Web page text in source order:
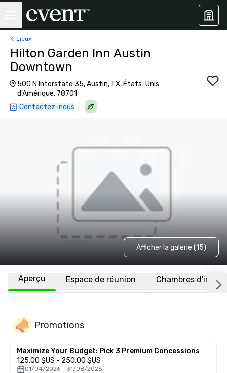
Lieux
Hilton Garden Inn Austin
Downtown
500 N Interstate 35, Austin, TX, États-Unis
d'Amérique, 78701
Contactez-nous
Afficher la galerie (15)
Aperçu Espace de réunion Chambres
Promotions
Maximize Your Budget: Pick 3 Premium Concessions
125,00 $US - 250,00 $US
01/04/2026 - 31/08/2026